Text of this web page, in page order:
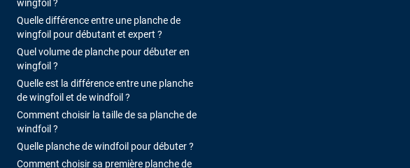
wingfoil ?
Quelle différence entre une planche de
wingfoil pour débutant et expert ?
Quel volume de planche pour débuter en
wingfoil ?
Quelle est la différence entre une planche
de wingfoil et de windfoil ?
Comment choisir la taille de sa planche de
windfoil ?
Quelle planche de windfoil pour débuter ?
Comment choisir sa première planche de